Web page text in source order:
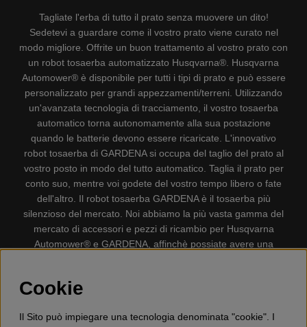
Tagliate l'erba di tutto il prato senza muovere un dito!
Sedetevi a guardare come il vostro prato viene curato nel
modo migliore. Offrite un buon trattamento al vostro prato con
un robot tosaerba automatizzato Husqvarna®. Husqvarna
Automower® è disponibile per tutti i tipi di prato e può essere
personalizzato per grandi appezzamenti/terreni. Utilizzando
un'avanzata tecnologia di tracciamento, il vostro tosaerba
automatico torna autonomamente alla sua postazione
quando le batterie devono essere ricaricate. L'innovativo
robot tosaerba di GARDENA si occupa del taglio del prato al
vostro posto in modo del tutto automatico. Taglia il prato per
conto suo, mentre voi godete del vostro tempo libero o fate
dell'altro. Il robot tosaerba GARDENA è il tosaerba più
silenzioso del mercato. Noi abbiamo la più vasta gamma del
mercato di accessori e pezzi di ricambio per Husqvarna
Automower® e GARDENA, affinchè possiate avere una
Accessori per la protezione personale, Decespugliatori,
Aspirapolvere, Mototroncatrici, Attrezzature Forestali,
Cookie
Il Sito può impiegare una tecnologia denominata "cookie". I